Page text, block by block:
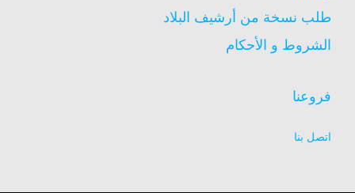
طلب نسخة من أرشيف البلاد
الشروط و الأحكام
فروعنا
اتصل بنا